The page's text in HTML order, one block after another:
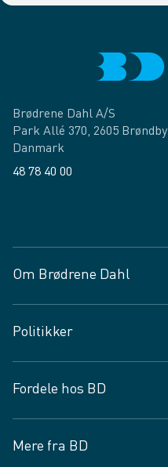
Brødrene Dahl A/S
Park Allé 370, 2605 Brøndby
Danmark
48 78 40 00
Om Brødrene Dahl
Vagttelefon 30 10 89 89
Spørgsmål og svar
Job og karriere
Fødevarekontrolrapport
Politikker
Privatlivspolitik
Cookies
Vilkår og betingelser
Fordele hos BD
BD app
Mere fra BD